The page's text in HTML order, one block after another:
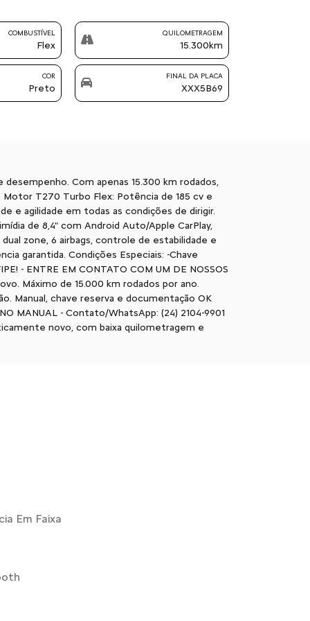
COMBUSTÍVEL
Flex
QUILOMETRAGEM
15.300km
COR
Preto
FINAL DA PLACA
XXX5B69
Com apenas 15.300 km rodados,
T270 Turbo Flex: Potência de 185 cv e
e agilidade em todas as condições de dirigir.
de 8,4" com Android Auto/Apple CarPlay,
zone, 6 airbags, controle de estabilidade e
garantida. Condições Especiais: -Chave
- ENTRE EM CONTATO COM UM DE NOSSOS
Máximo de 15.000 km rodados por ano.
Manual, chave reserva e documentação OK
MANUAL - Contato/WhatsApp: (24) 2104-9901
novo, com baixa quilometragem e
Em Faixa